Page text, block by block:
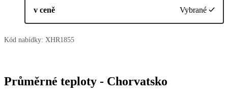
v ceně Vybrané
Kód nabídky: XHR1855
Průměrné teploty - Chorvatsko